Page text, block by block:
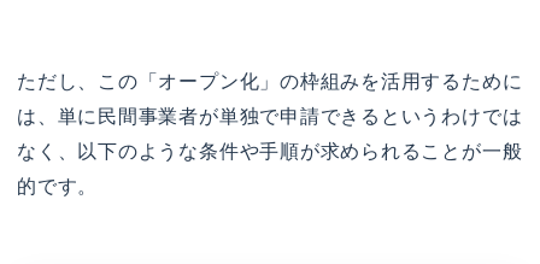
ただし、この「オープン化」の枠組みを活用するために
は、単に民間事業者が単独で申請できるというわけでは
なく、以下のような条件や手順が求められることが一般
的です。